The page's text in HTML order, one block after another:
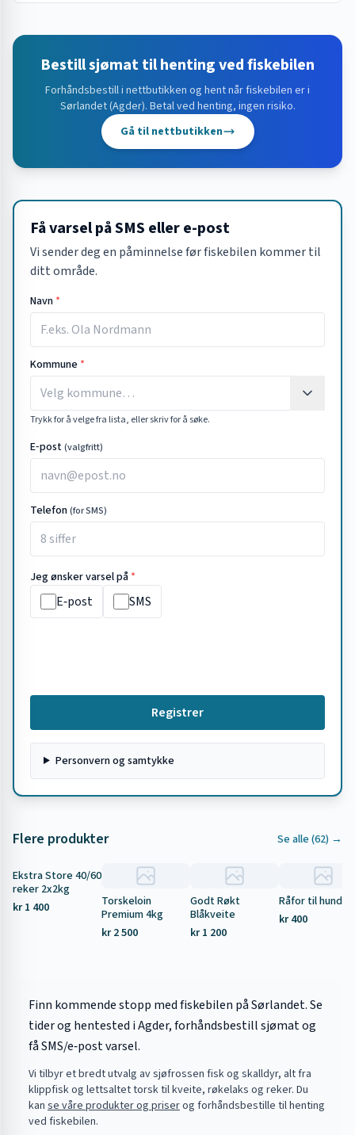
Bestill sjømat til henting ved fiskebilen
Forhåndsbestill i nettbutikken og hent når fiskebilen er i
Sørlandet (Agder). Betal ved henting, ingen risiko.
Gå til nettbutikken
Få varsel på SMS eller e-post
Vi sender deg en påminnelse før fiskebilen kommer til
ditt område.
Navn *
Kommune *
Trykk for å velge fra lista, eller skriv for å søke.
E‑post (valgfritt)
Telefon(for SMS)
Jeg ønsker varsel på *
E‑post SMS
Registrer
Personvern og samtykke
Flere produkter Se alle (62) →
Tilbud
Ekstra Store 40/60
reker 2x2kg
kr 1 400
Torskeloin
Premium 4kg
kr 2 500
Godt Røkt
Blåkveite
kr 1 200
Råfor til hund
kr 400
Finn kommende stopp med fiskebilen på Sørlandet. Se
tider og hentested i Agder, forhåndsbestill sjømat og
få SMS/e‑post varsel.
Vi tilbyr et bredt utvalg av sjøfrossen fisk og skalldyr, alt fra
klippfisk og lettsaltet torsk til kveite, røkelaks og reker. Du
kan se våre produkter og priserog forhåndsbestille til henting
ved fiskebilen.